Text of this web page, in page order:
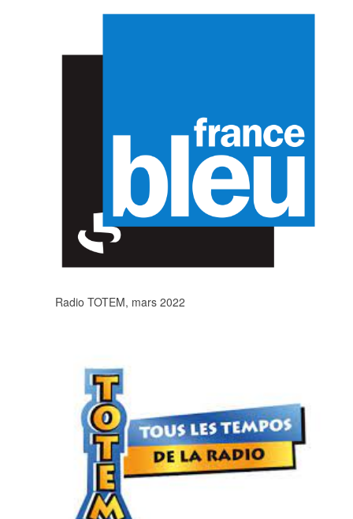
Radio TOTEM, mars 2022